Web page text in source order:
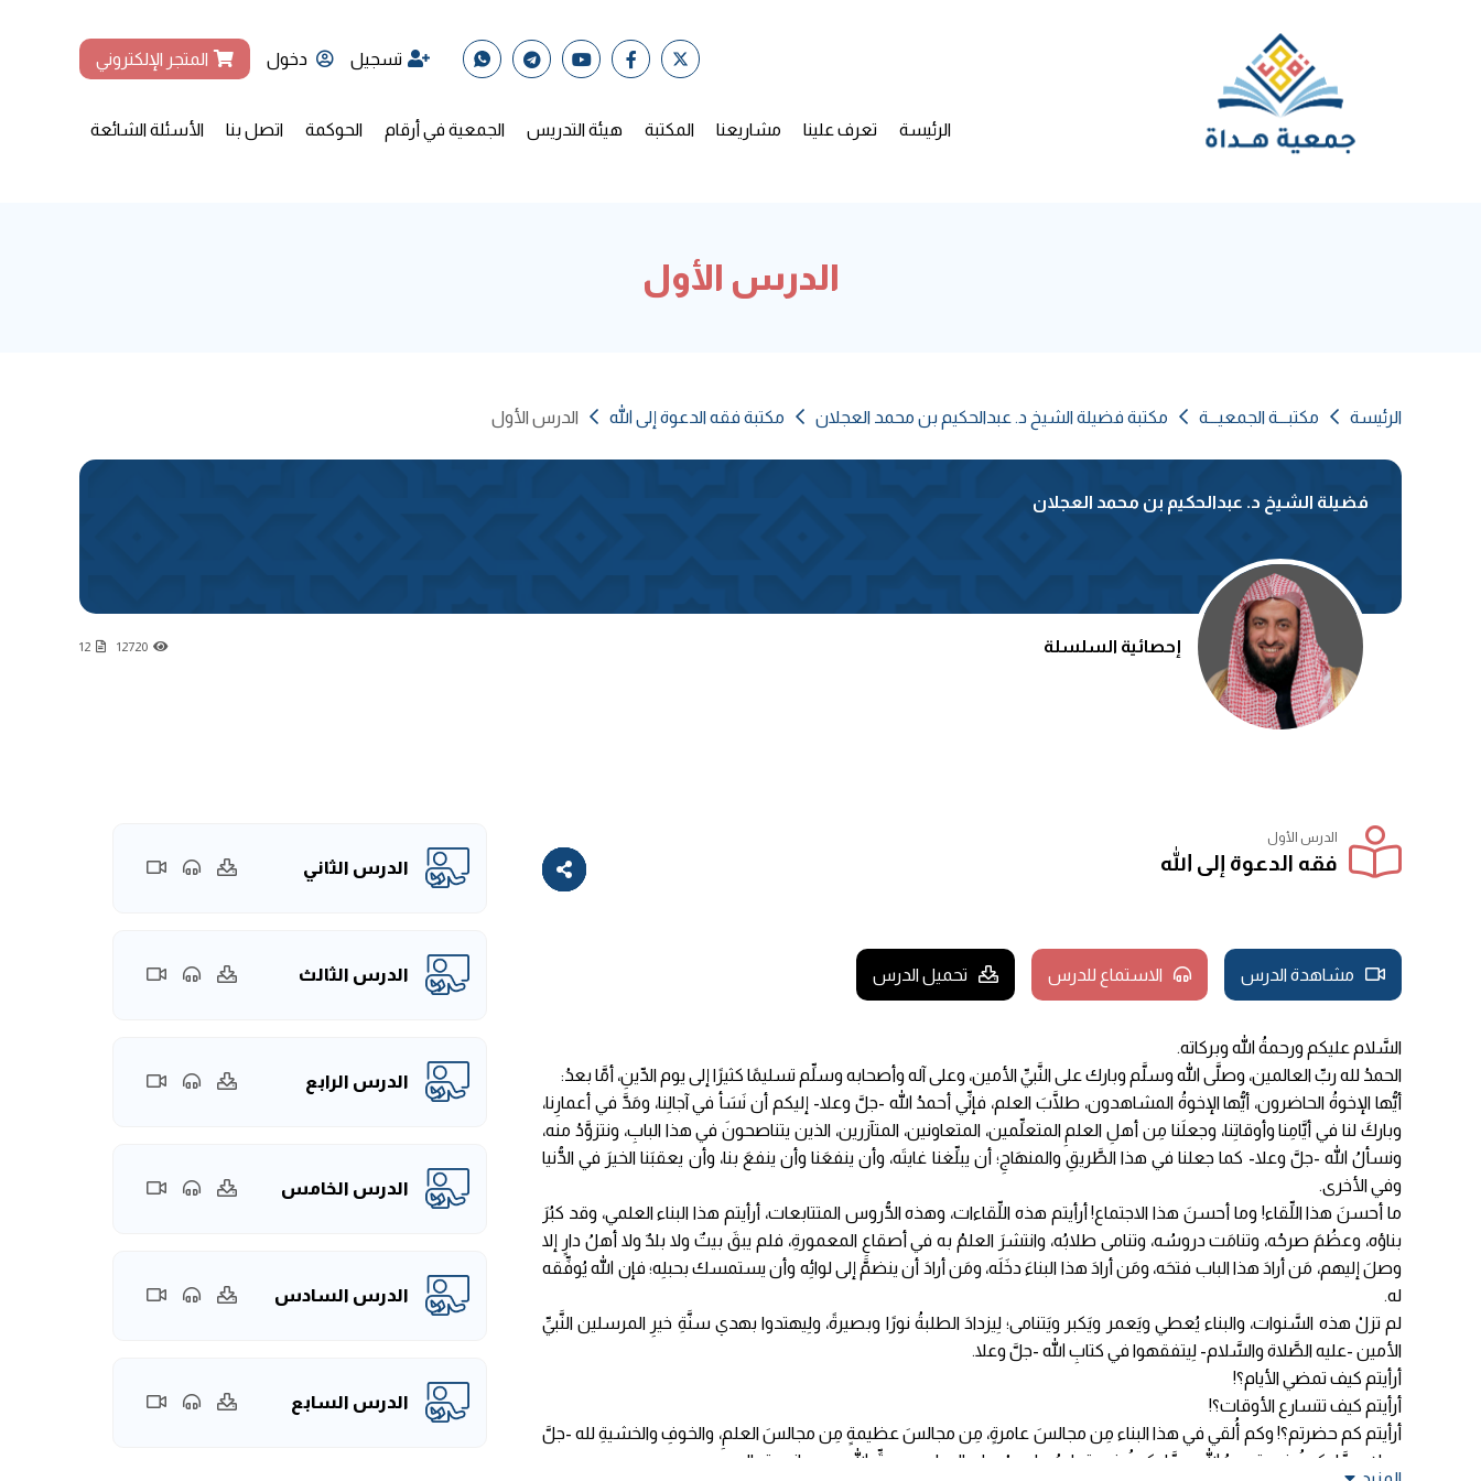
تسجيل دخول المتجر الإلكتروني
الرئيسة تعرف علينا مشاريعنا المكتبة هيئة التدريس الجمعية في أرقام الحوكمة اتصل بنا الأسئلة الشائعة
الدرس الأول
الرئيسة مكتبـــة الجمعيـــة مكتبة فضيلة الشيخ د. عبدالحكيم بن محمد العجلان مكتبة فقه الدعوة إلى الله الدرس الأول
فضيلة الشيخ د. عبدالحكيم بن محمد العجلان
إحصائية السلسلة 12720
12
الدرس الأول
فقه الدعوة إلى الله
مشاهدة الدرس الاستماع للدرس تحميل الدرس
السَّلام عليكم ورحمةُ الله وبركاته.
الحمدُ لله ربِّ العالمين، وصلَّى الله وسلَّم وبارك على النَّبيِّ الأمين، وعلى آله وأصحابه وسلِّم تسليمًا كثيرًا إلى يوم الدِّينِ، أمَّا بعدُ:
أيُّها الإخوةُ الحاضرون، أيُّها الإخوةُ المشاهدون، طلَّابَ العلم، فإنِّي أحمدُ الله -جلَّ وعلا- إليكم أن نَسَأ في آجالِنا، ومَدَّ في أعمارِنا،
وباركَ لنا في أيَّامِنا وأوقاتِنا، وجعلَنا مِن أهلِ العلمِ المتعلِّمين، المتعاونين، المتآزرين، الذين يتناصحونَ في هذا البابِ، ونتزوَّدُ منه،
ونسألُ الله -جلَّ وعلا- كما جعلنا في هذا الطَّريقِ والمنهَاجِ؛ أن يبلِّغنا غايتَه، وأن ينفعَنا وأن ينفعَ بنا، وأن يعقبَنا الخيرَ في الدُّنيا
وفي الأخرى.
ما أحسنَ هذا اللِّقاء! وما أحسنَ هذا الاجتماع! أرأيتم هذه اللِّقاءات، وهذه الدُّروس المتتابعات، أرأيتم هذا البناء العلمي، وقد كبُرَ
بناؤه، وعظُمَ صرحُه، وتنامَت دروسُه، وتنامى طلابُه، وانتشرَ العلمُ به في أصقاعِ المعمورةِ، فلم يبقَ بيتٌ ولا بلدٌ ولا أهلُ دارٍ إلا
وصلَ إليهم، مَن أرادَ هذا الباب فتحَه، ومَن أرادَ هذا البناءَ دخَلَه، ومَن أرادَ أن ينضمَّ إلى لوائِه وأن يستمسك بحبلِه؛ فإن الله يُوفِّقه
له.
لم تزلْ هذه السَّنوات، والبناء يُعطي ويَعمر ويَكبر ويَتنامى؛ لِيزدادَ الطلبةُ نورًا وبصيرةً، ولِيهتدوا بهدي سنَّةِ خيرِ المرسلين النَّبيِّ
الأمين -عليه الصَّلاة والسَّلام- لِيتفقهوا في كتابِ الله -جلَّ وعلا.
أرأيتم كيف تمضي الأيام؟!
أرأيتم كيف تتسارع الأوقات؟!
أرأيتم كم حضرتم؟! وكم أُلقي في هذا البناء مِن مجالسَ عامرةٍ، مِن مجالسَ عظيمةٍ مِن مجالسَ العلمِ، والخوفِ والخشيةِ لله -جلَّ
وعلا- ممَّا يكونُ فيه توحيدُ الله، ممَّا يكونُ فيه تعليمُ ما يجبُ على العبادِ من حقِّ الله -سبحانه وتعالى.
الدرس الثاني
الدرس الثالث
الدرس الرابع
الدرس الخامس
الدرس السادس
الدرس السابع